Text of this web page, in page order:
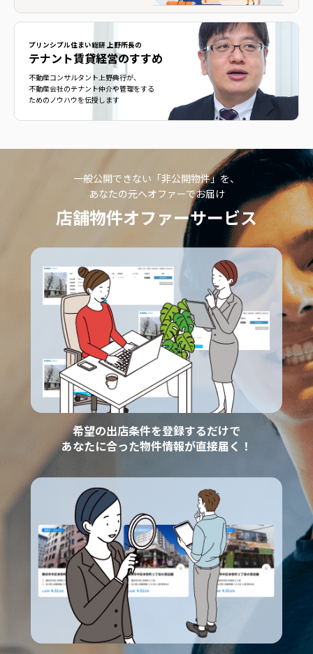
プリンシプル住まい総研 上野所長の
テナント賃貸経営のすすめ
不動産コンサルタント上野典行が、
不動産会社のテナント仲介や管理をする
ためのノウハウを伝授します
一般公開できない「非公開物件」を、
あなたの元へオファーでお届け
店舗物件オファーサービス
希望の出店条件を登録するだけで
あなたに合った物件情報が直接届く！